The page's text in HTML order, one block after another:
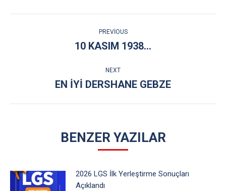
NAVIGATION
PREVIOUS
Previous
10 KASIM 1938…
NEXT
Next
EN IYI DERSHANE GEBZE
BENZER YAZILAR
2026 LGS İlk Yerleştirme Sonuçları
Açıklandı